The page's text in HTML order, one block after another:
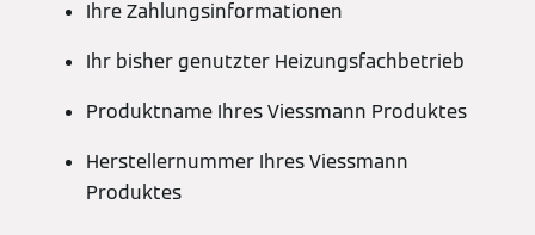
Ihre Zahlungsinformationen
Ihr bisher genutzter Heizungsfachbetrieb
Produktname Ihres Viessmann Produktes
Herstellernummer Ihres Viessmann
Produktes